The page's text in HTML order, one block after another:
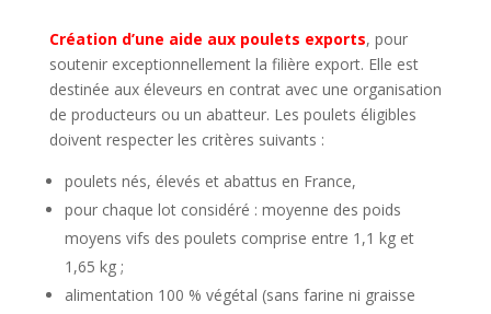
Création d’une aide aux poulets exports, pour
soutenir exceptionnellement la filière export. Elle est
destinée aux éleveurs en contrat avec une organisation
de producteurs ou un abatteur. Les poulets éligibles
doivent respecter les critères suivants :
poulets nés, élevés et abattus en France,
pour chaque lot considéré : moyenne des poids
moyens vifs des poulets comprise entre 1,1 kg et
1,65 kg ;
alimentation 100 % végétal (sans farine ni graisse